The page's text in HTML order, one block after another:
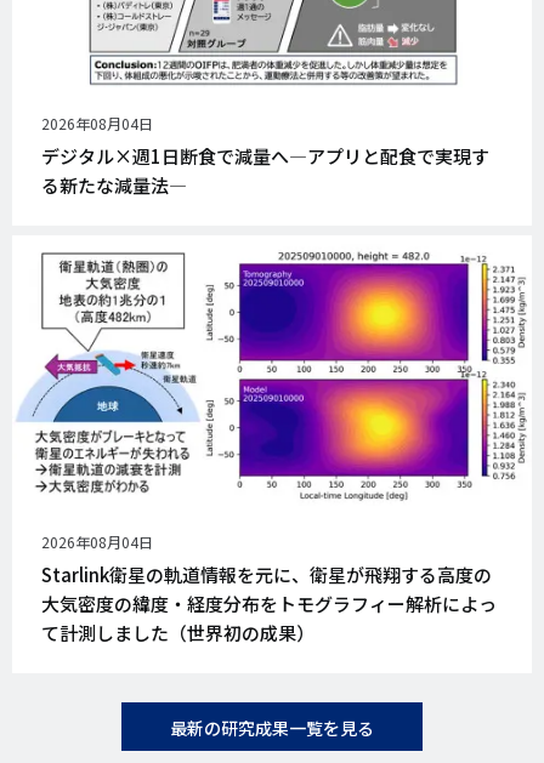
公
開
日
2026年08月04日
デジタル×週1日断食で減量へ―アプリと配食で実現す
る新たな減量法―
公
開
日
2026年08月04日
Starlink衛星の軌道情報を元に、衛星が飛翔する高度の
大気密度の緯度・経度分布をトモグラフィー解析によっ
て計測しました（世界初の成果）
最新の研究成果一覧を見る